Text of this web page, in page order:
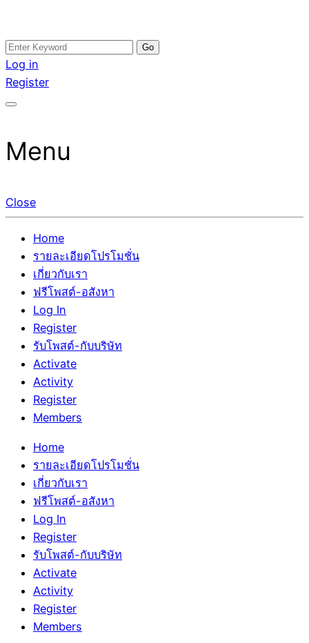
Skip
to
content
อสังหาโพสต์ รีวิวเยอะ รับจ้างโพสต์ขายบ้าน รับจ้างโพสต์อสัง
หา แตกต่างอย่างตั้งใจ รับรองผล อันดับ1 การโพสต์ขายอสังหา
กับทีมงานบริษัท บ้าน ที่ดิน คอนโด ติดGoogleหน้าแรกได้จริงๆ
รับจ้างโพสอสังหา ขายบ้าน อสังหาโพสต์ เชื่อถือได้จริง รับ
โพสต์ ที่ดิน กับทีมงานบริษัท ถูกและดีที่สุด ไม่มีค่านายหน้า
ขายได้จริงๆ ช่วยสร้างโอกาสในการขายได้มากกว่า ที่เดียว ที่
Search
for:
Log in
Register
Menu
Close
Home
รายละเอียดโปรโมชั่น
เกี่ยวกับเรา
ฟรีโพสต์-อสังหา
Log In
Register
รับโพสต์-กับบริษัท
Activate
Activity
Register
Members
Home
รายละเอียดโปรโมชั่น
เกี่ยวกับเรา
ฟรีโพสต์-อสังหา
Log In
Register
รับโพสต์-กับบริษัท
Activate
Activity
Register
Members